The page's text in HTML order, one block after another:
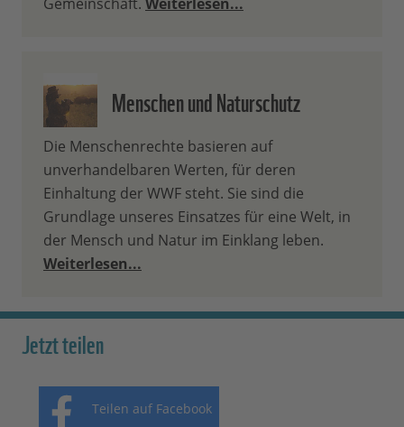
Gemeinschaft. Weiterlesen...
Menschen und Naturschutz
Die Menschenrechte basieren auf
unverhandelbaren Werten, für deren
Einhaltung der WWF steht. Sie sind die
Grundlage unseres Einsatzes für eine Welt, in
der Mensch und Natur im Einklang leben.
Weiterlesen...
Jetzt teilen
Teilen auf Facebook